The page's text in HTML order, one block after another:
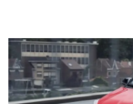
כולל בכביש המהיר.